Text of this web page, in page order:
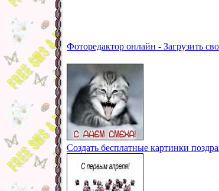
Фоторедактор онлайн - Загрузить
Создать бесплатные картинки